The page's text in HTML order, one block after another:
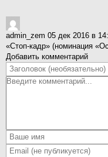
admin_zem 05 дек 2016 в
«Стоп-кадр» (номинация
Добавить комментарий